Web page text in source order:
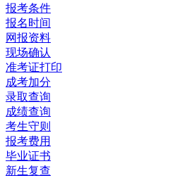
报考条件
报名时间
网报资料
现场确认
准考证打印
成考加分
录取查询
成绩查询
考生守则
报考费用
毕业证书
新生复查